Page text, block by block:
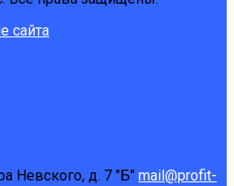
сайта
Невского, д. 7 "Б" mail@profit-